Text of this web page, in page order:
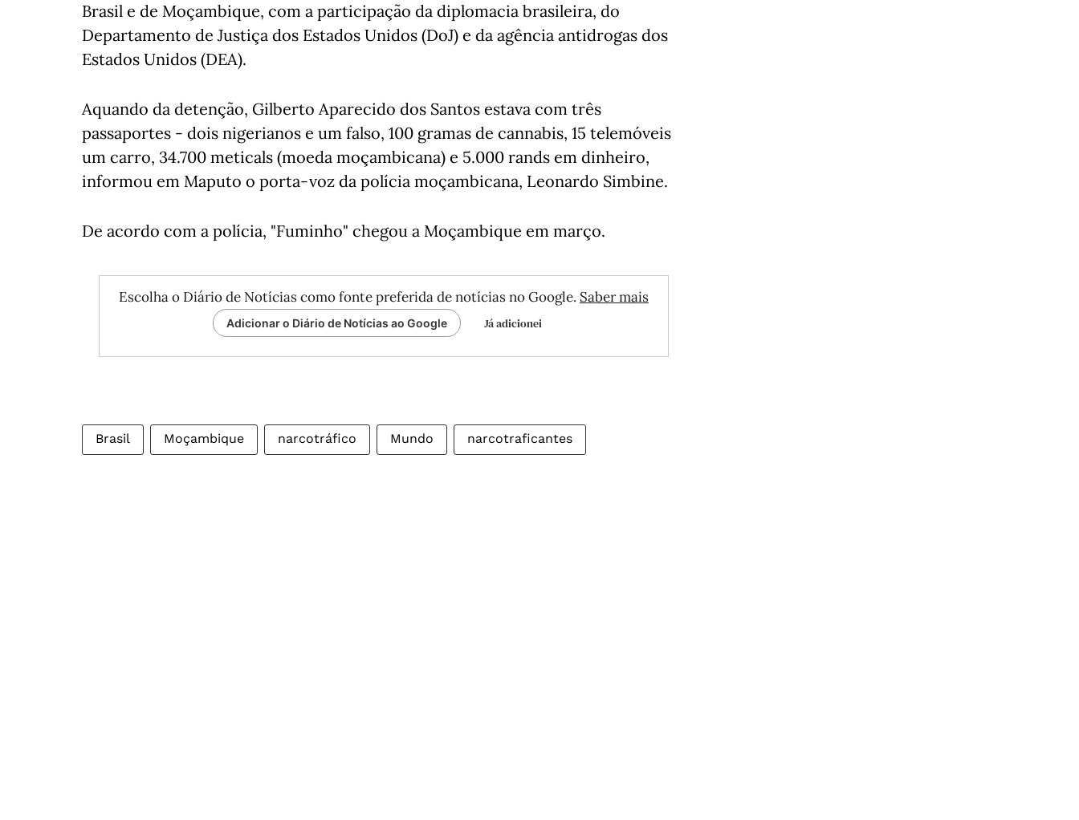
Brasil e de Moçambique, com a participação da diplomacia brasileira, do
Departamento de Justiça dos Estados Unidos (DoJ) e da agência antidrogas dos
Estados Unidos (DEA).
Aquando da detenção, Gilberto Aparecido dos Santos estava com três
passaportes - dois nigerianos e um falso, 100 gramas de cannabis, 15 telemóveis
um carro, 34.700 meticals (moeda moçambicana) e 5.000 rands em dinheiro,
informou em Maputo o porta-voz da polícia moçambicana, Leonardo Simbine.
De acordo com a polícia, "Fuminho" chegou a Moçambique em março.
Escolha o Diário de Notícias como fonte preferida de notícias no Google. Saber mais
Adicionar o Diário de Notícias ao Google Já adicionei
Brasil Moçambique narcotráfico Mundo narcotraficantes